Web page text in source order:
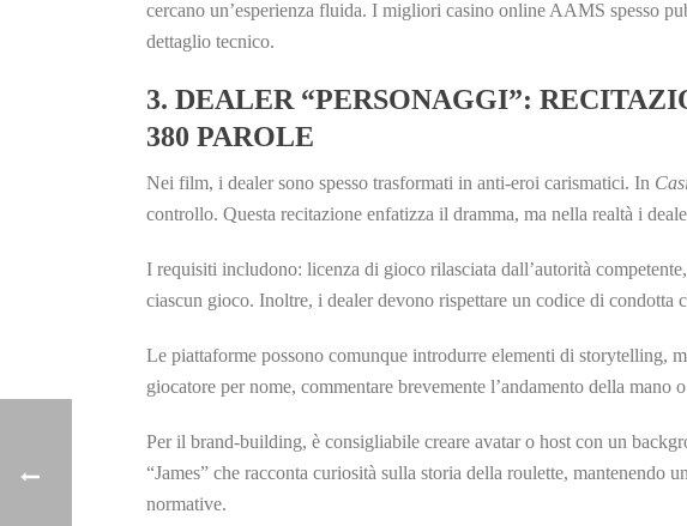
cercano un’esperienza fluida. I migliori casino online AAMS spesso
dettaglio tecnico.
3. DEALER “PERSONAGGI”:
380 PAROLE
Nei film, i dealer sono spesso trasformati in anti‑eroi carismatici. In
controllo. Questa recitazione enfatizza il dramma, ma nella realtà i
I requisiti includono: licenza di gioco rilasciata dall’autorità
ciascun gioco. Inoltre, i dealer devono rispettare un codice di
Le piattaforme possono comunque introdurre elementi di storytelling,
giocatore per nome, commentare brevemente l’andamento della
Per il brand‑building, è consigliabile creare avatar o host con un
“James” che racconta curiosità sulla storia della roulette,
normative.